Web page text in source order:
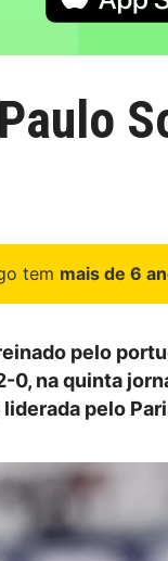
tem mais de 6
pelo
0, na quinta
pelo